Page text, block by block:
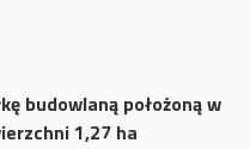
budowlaną położoną w
1,27 ha